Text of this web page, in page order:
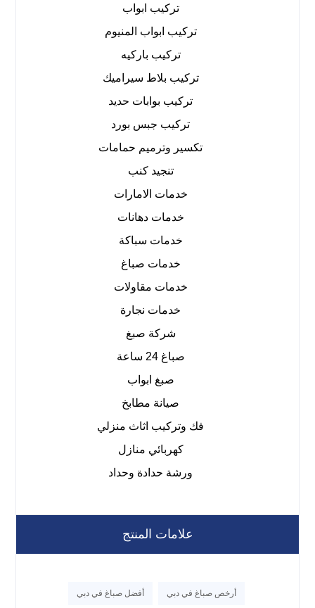
تركيب ابواب
تركيب ابواب المنيوم
تركيب باركيه
تركيب بلاط سيراميك
تركيب بوابات حديد
تركيب جبس بورد
تكسير وترميم حمامات
تنجيد كنب
خدمات الامارات
خدمات دهانات
خدمات سباكة
خدمات صباغ
خدمات مقاولات
خدمات نجارة
شركة صبغ
صباغ 24 ساعة
صبغ ابواب
صيانة مطابخ
فك وتركيب اثاث منزلي
كهربائي منازل
ورشة حدادة وحداد
علامات المنتج
أرخص صباغ في دبي أفضل صباغ في دبي